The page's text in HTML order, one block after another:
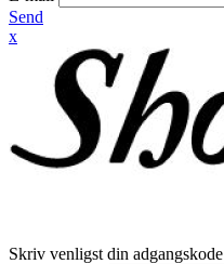
Send
x
Skriv venligst din adgangskode